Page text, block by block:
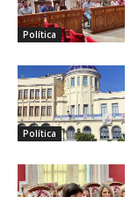
Política
Política